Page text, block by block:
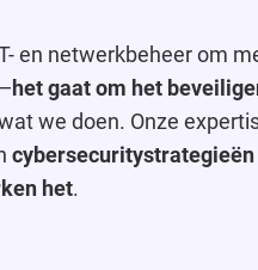
en netwerkbeheer om
het gaat om het
we doen. Onze
cybersecuritystrategieën
het.